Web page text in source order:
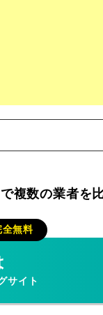
で複数の業者を
全無料
サイト